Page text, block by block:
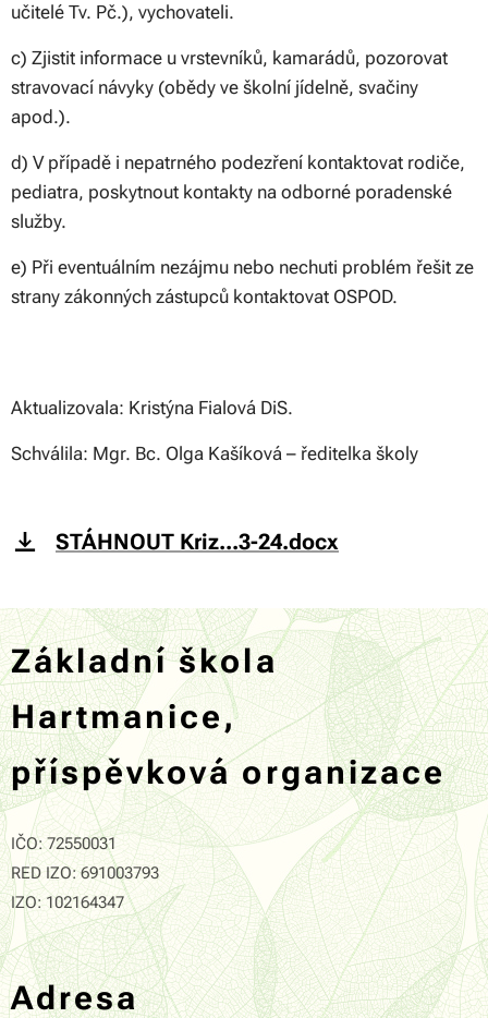
učitelé Tv. Pč.), vychovateli.
c) Zjistit informace u vrstevníků, kamarádů, pozorovat
stravovací návyky (obědy ve školní jídelně, svačiny
apod.).
d) V případě i nepatrného podezření kontaktovat rodiče,
pediatra, poskytnout kontakty na odborné poradenské
služby.
e) Při eventuálním nezájmu nebo nechuti problém řešit ze
strany zákonných zástupců kontaktovat OSPOD.
Aktualizovala: Kristýna Fialová DiS.
Schválila: Mgr. Bc. Olga Kašíková – ředitelka školy
STÁHNOUT Kriz...3-24.docx
Základní škola
Hartmanice,
příspěvková organizace
IČO: 72550031
RED IZO: 691003793
IZO: 102164347
Adresa